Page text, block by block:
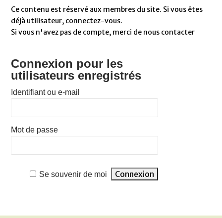
Ce contenu est réservé aux membres du site. Si vous êtes
déjà utilisateur, connectez-vous.
Si vous n'avez pas de compte, merci de nous contacter
Connexion pour les
utilisateurs enregistrés
Identifiant ou e-mail
Mot de passe
Se souvenir de moi